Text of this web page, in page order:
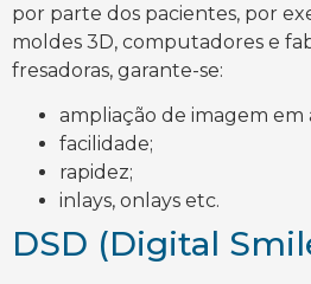
por parte dos pacientes, por
moldes 3D, computadores e
fresadoras, garante-se:
ampliação de imagem em
facilidade;
rapidez;
inlays, onlays etc.
DSD (Digital